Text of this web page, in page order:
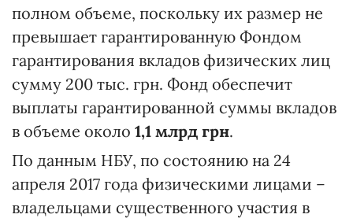
полном объеме, поскольку их размер не
превышает гарантированную Фондом
гарантирования вкладов физических лиц
сумму 200 тыс. грн. Фонд обеспечит
выплаты гарантированной суммы вкладов
в объеме около 1,1 млрд грн.
По данным НБУ, по состоянию на 24
апреля 2017 года физическими лицами –
владельцами существенного участия в